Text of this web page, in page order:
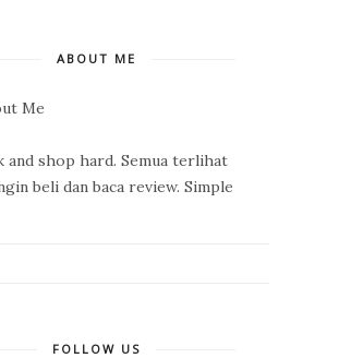
ABOUT ME
and shop hard. Semua terlihat
beli dan baca review. Simple
FOLLOW US